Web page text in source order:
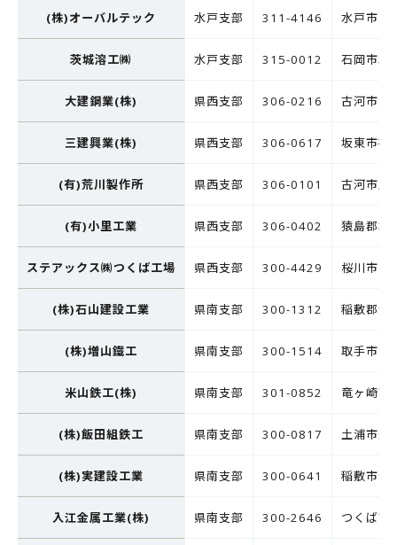
(株)オーバルテック 水戸支部 311-4146 水戸市中
茨城溶工㈱ 水戸支部 315-0012 石岡市北
大建鋼業(株) 県西支部 306-0216 古河市前
三建興業(株) 県西支部 306-0617 坂東市
(有)荒川製作所 県西支部 306-0101 古河市尾
(有)小里工業 県西支部 306-0402 猿島郡境
ステアックス㈱つくば工場 県西支部 300-4429 桜川市真
(株)石山建設工業 県南支部 300-1312 稲敷郡河
(株)増山鐵工 県南支部 300-1514 取手市宮
米山鉄工(株) 県南支部 301-0852 竜ヶ崎市
(株)飯田組鉄工 県南支部 300-0817 土浦市永
(株)実建設工業 県南支部 300-0641 稲敷市浮
入江金属工業(株) 県南支部 300-2646 つくば市